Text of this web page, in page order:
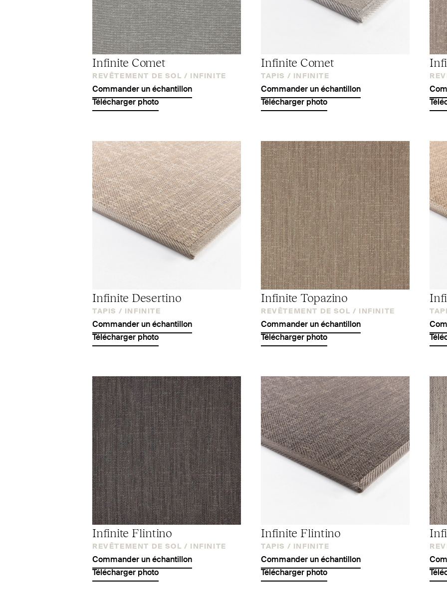
Infinite Comet
REVÊTEMENT DE SOL / INFINITE
Commander un échantillon
Télécharger photo
Infinite Comet
TAPIS / INFINITE
Commander un échantillon
Télécharger photo
Infinite Desertino
TAPIS / INFINITE
Commander un échantillon
Télécharger photo
Infinite Topazino
REVÊTEMENT DE SOL / INFINITE
Commander un échantillon
Télécharger photo
Infinite Flintino
REVÊTEMENT DE SOL / INFINITE
Commander un échantillon
Télécharger photo
Infinite Flintino
TAPIS / INFINITE
Commander un échantillon
Télécharger photo